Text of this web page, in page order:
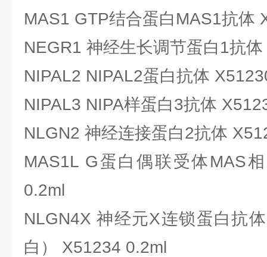
MAS1 GTP结合蛋白MAS1抗体
NEGR1 神经生长调节蛋白1抗
NIPAL2 NIPAL2蛋白抗体
NIPAL3 NIPA样蛋白3抗体
NLGN2 神经连接蛋白2抗体
MAS1L G蛋白偶联受体MAS
0.2ml
NLGN4X 神经元X连锁蛋白抗
白） X51234 0.2ml